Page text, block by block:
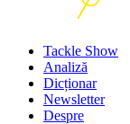
Tackle Show
Analiză
Dicționar
Newsletter
Despre